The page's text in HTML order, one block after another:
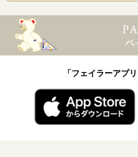
「フェイラーアプ